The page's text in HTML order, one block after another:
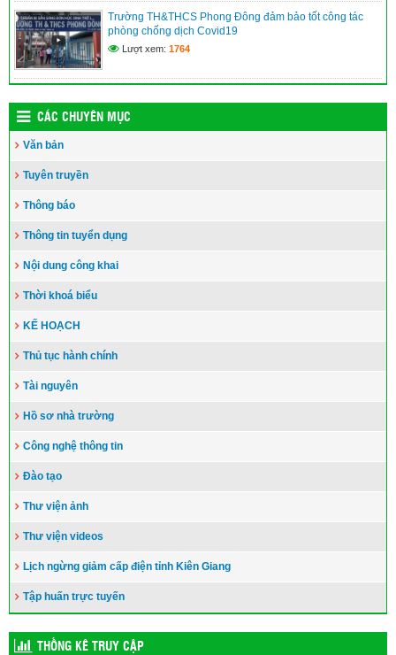
Trường TH&THCS Phong Đông đảm bảo tốt công tác
phòng chống dịch Covid19
Lượt xem: 1764
CÁC CHUYÊN MỤC
Văn bản
Tuyên truyền
Thông báo
Thông tin tuyển dụng
Nội dung công khai
Thời khoá biểu
KẾ HOẠCH
Thủ tục hành chính
Tài nguyên
Hồ sơ nhà trường
Công nghệ thông tin
Đào tạo
Thư viện ảnh
Thư viện videos
Lịch ngừng giảm cấp điện tỉnh Kiên Giang
Tập huấn trực tuyến
THỐNG KÊ TRUY CẬP